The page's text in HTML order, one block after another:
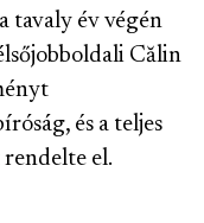
tavaly év végén
Călin
és a teljes
rendelte el.